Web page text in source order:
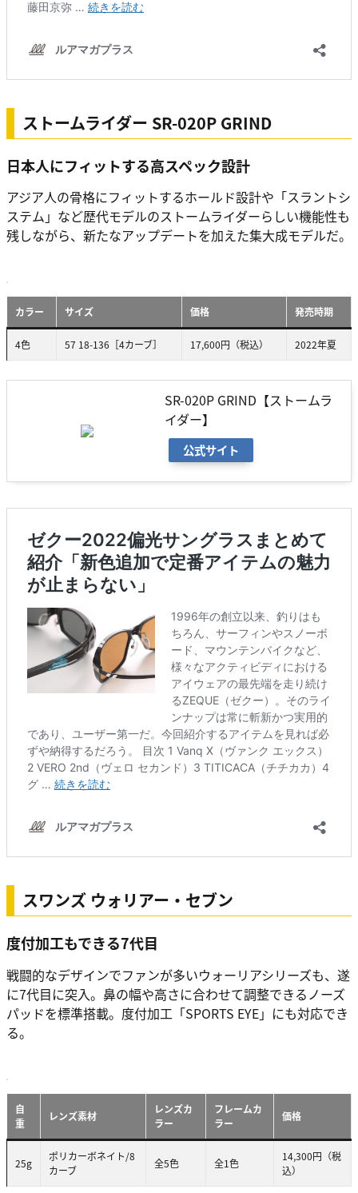
ストームライダー SR-020P GRIND
日本人にフィットする高スペック設計
アジア人の骨格にフィットするホールド設計や「スラントシ
ステム」など歴代モデルのストームライダーらしい機能性も
残しながら、新たなアップデートを加えた集大成モデルだ。
カラー サイズ 価格 発売時期
4色 57 18-136［4カーブ］ 17,600円（税込） 2022年夏
SR-020P GRIND【ストームラ
イダー】
公式サイト
スワンズ ウォリアー・セブン
度付加工もできる7代目
戦闘的なデザインでファンが多いウォーリアシリーズも、遂
に7代目に突入。鼻の幅や高さに合わせて調整できるノーズ
パッドを標準搭載。度付加工「SPORTS EYE」にも対応でき
る。
自
重
レンズ素材
レンズカ
ラー
フレームカ
ラー
価格
25g
ポリカーボネイト/8
カーブ
全5色 全1色
14,300円（税
込）